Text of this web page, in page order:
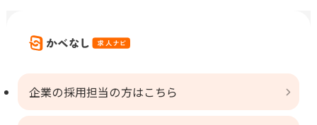
企業の採用担当の方はこちら